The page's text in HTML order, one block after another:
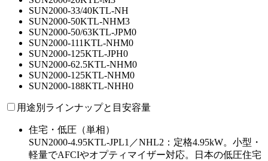
SUN2000-33/40KTL-NH
SUN2000-50KTL-NHM3
SUN2000-50/63KTL-JPM0
SUN2000-111KTL-NHM0
SUN2000-125KTL-JPH0
SUN2000-62.5KTL-NHM0
SUN2000-125KTL-NHM0
SUN2000-188KTL-NHH0
用途別ラインナップと目安容量
住宅・低圧（単相）
SUN2000-4.95KTL-JPL1／NHL2：定格4.95kW。小型・
軽量でAFCIやオプティマイザー対応。日本の低圧住宅